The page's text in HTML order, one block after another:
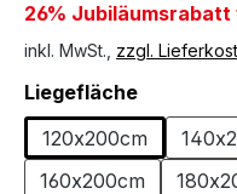
26%
inkl. MwSt., zzgl.
Liegeflächeauswählen
120x200cm
160x200cm